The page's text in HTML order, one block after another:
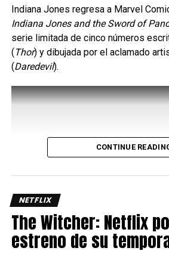
Uno de los aspectos más
largas y con mayor daño, así que
provecho del personaje ya que
energía.
Indiana Jones regresa a Marvel
Indiana Jones and the Sword of
serie limitada de cinco números
(Thor) y dibujada por el aclamado
(Daredevil).
CONTINUE
NETFLIX
The Witcher: Netflix
estreno de su